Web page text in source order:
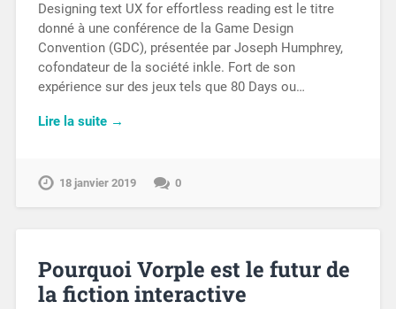
Designing text UX for effortless reading est le titre
donné à une conférence de la Game Design
Convention (GDC), présentée par Joseph Humphrey,
cofondateur de la société inkle. Fort de son
expérience sur des jeux tels que 80 Days ou…
Lire la suite →
18 janvier 2019 0
Pourquoi Vorple est le futur de
la fiction interactive